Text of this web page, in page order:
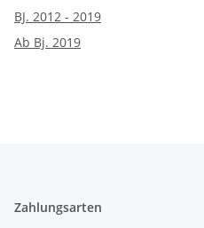
BJ. 2012 - 2019
Ab Bj. 2019
Zahlungsarten